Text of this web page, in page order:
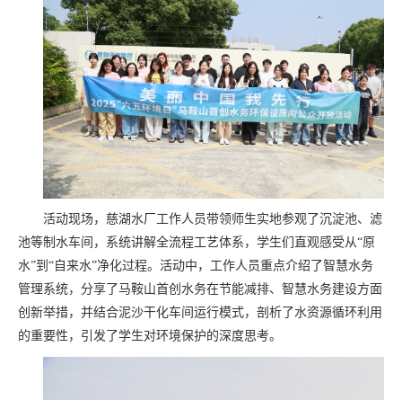
活动现场，慈湖水厂工作人员带领师生实地参观了沉淀池、滤
池等制水车间，系统讲解全流程工艺体系，学生们直观感受从“原
水”到“自来水”净化过程。活动中，工作人员重点介绍了智慧水务
管理系统，分享了马鞍山首创水务在节能减排、智慧水务建设方面
创新举措，并结合泥沙干化车间运行模式，剖析了水资源循环利用
的重要性，引发了学生对环境保护的深度思考。